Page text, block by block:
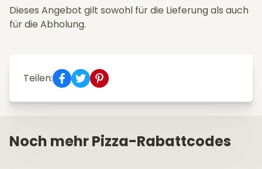
Dieses Angebot gilt sowohl für die Lieferung als auch
für die Abholung.
Teilen:
Noch mehr Pizza-Rabattcodes